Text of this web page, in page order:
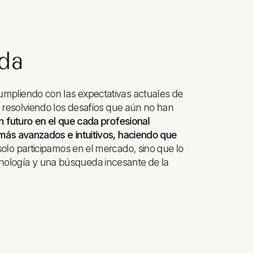
con las expectativas actuales de
los desafíos que aún no han
futuro en el que cada profesional
avanzados e intuitivos, haciendo que
participamos en el mercado, sino que lo
y una búsqueda incesante de la